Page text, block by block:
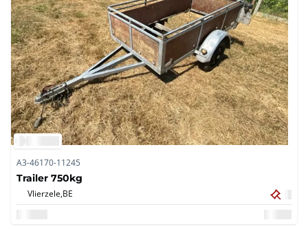
A3-46170-11245
Trailer 750kg
Vlierzele,BE